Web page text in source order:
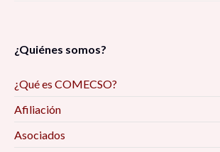
¿Quiénes somos?
¿Qué es COMECSO?
Afiliación
Asociados